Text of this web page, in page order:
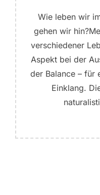
Wie leben wir
gehen wir
verschiedener
Aspekt bei der
der Balance – für
Einklang.